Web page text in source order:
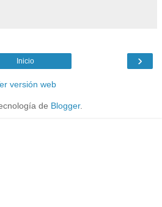
›
Inicio
versión web
de Blogger.